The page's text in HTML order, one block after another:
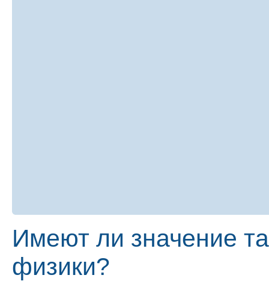
Имеют ли значение
физики?